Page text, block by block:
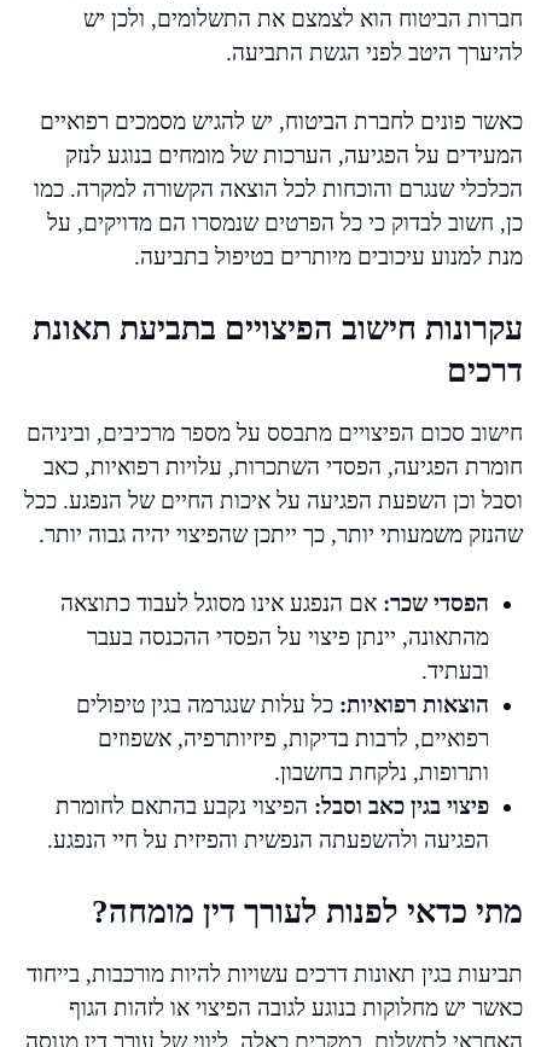
חברות הביטוח הוא לצמצם את התשלומים, ולכן יש
להיערך היטב לפני הגשת התביעה.
כאשר פונים לחברת הביטוח, יש להגיש מסמכים רפואיים
המעידים על הפגיעה, הערכות של מומחים בנוגע לנזק
הכלכלי שנגרם והוכחות לכל הוצאה הקשורה למקרה. כמו
כן, חשוב לבדוק כי כל הפרטים שנמסרו הם מדויקים, על
מנת למנוע עיכובים מיותרים בטיפול בתביעה.
עקרונות חישוב הפיצויים בתביעת תאונת
דרכים
חישוב סכום הפיצויים מתבסס על מספר מרכיבים, וביניהם
חומרת הפגיעה, הפסדי השתכרות, עלויות רפואיות, כאב
וסבל וכן השפעת הפגיעה על איכות החיים של הנפגע. ככל
שהנזק משמעותי יותר, כך ייתכן שהפיצוי יהיה גבוה יותר.
הפסדי שכר: אם הנפגע אינו מסוגל לעבוד כתוצאה
מהתאונה, יינתן פיצוי על הפסדי ההכנסה בעבר
ובעתיד.
הוצאות רפואיות: כל עלות שנגרמה בגין טיפולים
רפואיים, לרבות בדיקות, פיזיותרפיה, אשפוזים
ותרופות, נלקחת בחשבון.
פיצוי בגין כאב וסבל: הפיצוי נקבע בהתאם לחומרת
הפגיעה ולהשפעתה הנפשית והפיזית על חיי הנפגע.
מתי כדאי לפנות לעורך דין מומחה?
תביעות בגין תאונות דרכים עשויות להיות מורכבות, בייחוד
כאשר יש מחלוקות בנוגע לגובה הפיצוי או לזהות הגוף
האחראי לתשלום. במקרים כאלה, ליווי של עורך דין מנוסה